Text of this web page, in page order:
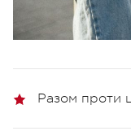
Разом проти